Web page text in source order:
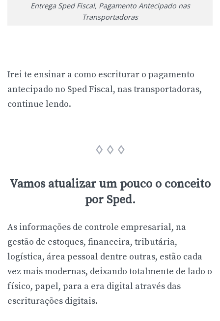
Entrega Sped Fiscal, Pagamento Antecipado nas
Transportadoras
Irei te ensinar a como escriturar o pagamento
antecipado no Sped Fiscal, nas transportadoras,
continue lendo.
Vamos atualizar um pouco o conceito
por Sped.
As informações de controle empresarial, na
gestão de estoques, financeira, tributária,
logística, área pessoal dentre outras, estão cada
vez mais modernas, deixando totalmente de lado o
físico, papel, para a era digital através das
escriturações digitais.